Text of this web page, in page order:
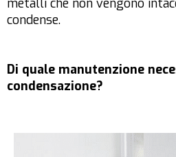
metalli che non vengono
condense.
Di quale manutenzione
condensazione?